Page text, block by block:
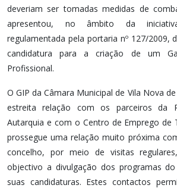
deveriam ser tomadas medidas de
apresentou, no âmbito da
regulamentada pela portaria nº 127/2009,
candidatura para a criação de um
Profissional.
O GIP da Câmara Municipal de Vila Nova
estreita relação com os parceiros da
Autarquia e com o Centro de Emprego de
prossegue uma relação muito próxima
concelho, por meio de visitas
objectivo a divulgação dos programas
suas candidaturas. Estes contactos